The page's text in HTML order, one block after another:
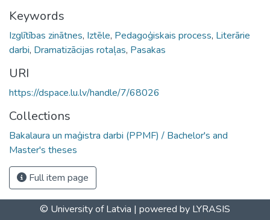
Keywords
Izglītības zinātnes, Iztēle, Pedagoģiskais process, Literārie
darbi, Dramatizācijas rotaļas, Pasakas
URI
https://dspace.lu.lv/handle/7/68026
Collections
Bakalaura un maģistra darbi (PPMF) / Bachelor's and
Master's theses
Full item page
© University of Latvia | powered by LYRASIS